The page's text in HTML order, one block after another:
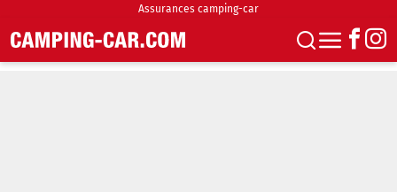
Assurances camping-car